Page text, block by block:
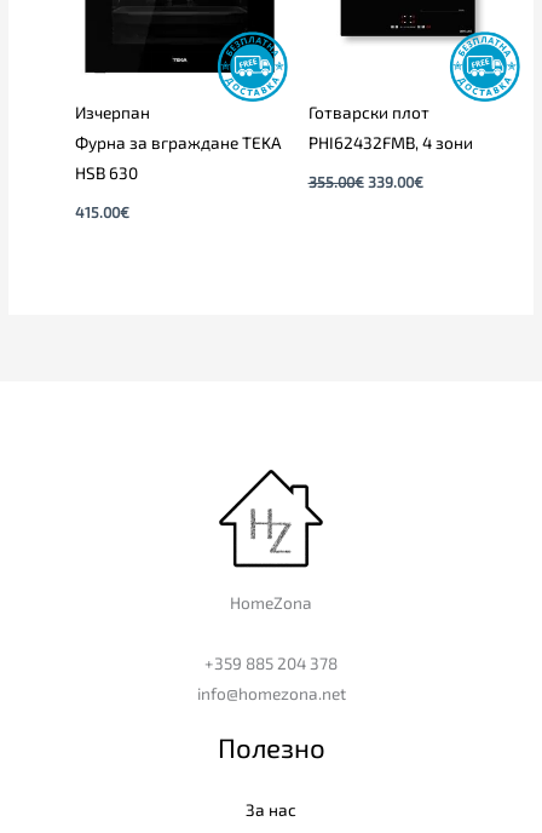
Изчерпан
Фурна за вграждане TEKA
HSB 630
415.00€
Готварски плот
PHI62432FMB, 4 зони
355.00€ 339.00€
HomeZona
+359 885 204 378
info@homezona.net
Полезно
За нас